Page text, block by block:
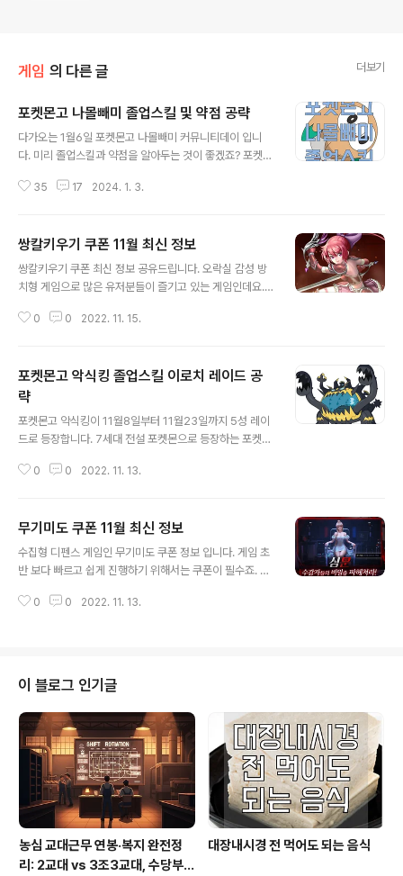
게임 의 다른 글 더보기
포켓몬고 나몰빼미 졸업스킬 및 약점 공략
다가오는 1월6일 포켓몬고 나몰빼미 커뮤니티데이 입니
다. 미리 졸업스킬과 약점을 알아두는 것이 좋겠죠? 포켓몬
나몰빼미 졸업스킬 나몰빼미의 졸업스킬은 "두번치기"와
로 빠른 공격력을 지니고 있습니다. 깨물어부수기 (Drill P
eck): 비행 타입의 공격 기술로, 상대를 깨물어 공격하는
공격 기술입니다. 비행 속성을 지니고 있어 일반적으로 효
점 나몰빼미의 약점은 여러 가지 유형의 공격에 대해 민감
35 17 2024. 1. 3.
쌍칼키우기 쿠폰 11월 최신 정보
쌍칼키우기 쿠폰 최신 정보 공유드립니다. 오락실 감성 방
치형 게임으로 많은 유저분들이 즐기고 있는 게임인데요.
게임인데 멍하게 계속 쳐다보게 되더라구요. 생각없이 할
만 초반 튜터리얼을 어느정도 진행한 이후에 쿠폰 적용이
가능하니 어느정도 진행을 해주셔야 합니다. 우선 게임화
면 우측 하단에 메뉴를 누릅니다. 그리고 설정 버튼을 눌러
줍니다. 위와 같은 창이 나타나는데 쿠폰 부분에 쿠폰을 입
신 쌍칼키우기 쿠폰중에 11월15일 현재 사용 가능한 쿠폰
0 0 2022. 11. 15.
포켓몬고 악식킹 졸업스킬 이로치 레이드 공
략
포켓몬고 악식킹이 11월8일부터 11월23일까지 5성 레이
드로 등장합니다. 7세대 전설 포켓몬으로 등장하는 포켓몬
이지만 CP가 2만5천 정도로 그리 어렵지 않습니다. 2~3
어리/벌레/드래곤/격투/얼음 특히 페어리 타입에게 약하니
페어리 타입 위주로 배틀하시면 될거 같아요. | 악식킹 졸업
스킬 악식킹 졸업스킬은 아래와 같습니다. 노말스킬 : 바크
(독) or 세차게휘두르기(악) 드래곤크루(드래곤) or 깨물
0 0 2022. 11. 13.
무기미도 쿠폰 11월 최신 정보
수집형 디펜스 게임인 무기미도 쿠폰 정보 입니다. 게임 초
반 보다 빠르고 쉽게 진행하기 위해서는 쿠폰이 필수죠. 무
폰 정보 공유드리겠습니다. | 무기미도 쿠폰 입력 방법 쿠폰
력 후 확인버튼을 눌러주시면 됩니다. | 무기미도 쿠폰 현재
11월 사용 가능한 쿠폰은 총 3종입니다. nABCn33BRe8
U nABBdskwHEWN nABDWhCnumTh 쿠폰입력으
로 초반 재밌게 게임 즐기시구요. 꾸준히 출석체크만해도
보상이 괜찮으니 보상 꼭 챙기시면서 플레이하세요!
0 0 2022. 11. 13.
이 블로그 인기글
농심 교대근무 연봉·복지 완전정
리: 2교대 vs 3조3교대, 수당부터
대장내시경 전 먹어도 되는 음식